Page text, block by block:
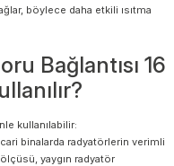
böylece daha etkili ısıtma
Bağlantısı 16
kullanılabilir:
binalarda radyatörlerin verimli
yaygın radyatör